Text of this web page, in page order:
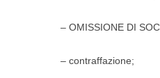
– OMISSIONE DI
– contraffazione;